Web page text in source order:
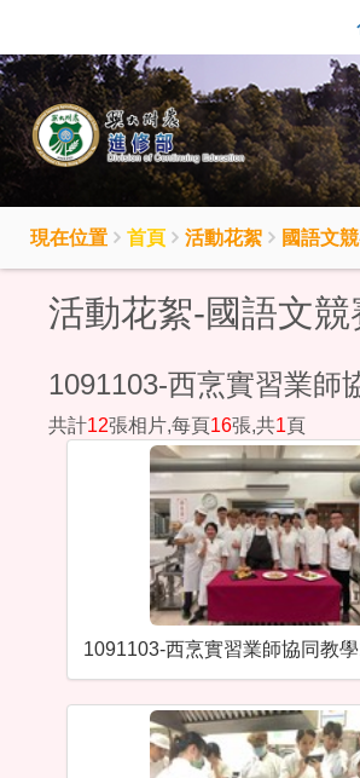
到
主
要
內
區
現在位置 首頁 活動花絮 國語文
活動花絮-國語文競
1091103-西烹實習業師
共計12張相片,每頁16張,共1頁
1091103-西烹實習業師協同教